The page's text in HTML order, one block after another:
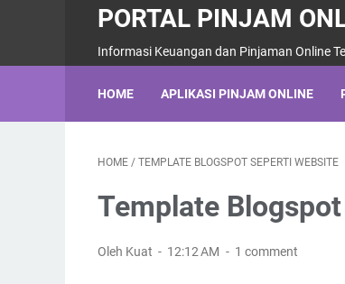
PORTAL PINJAM
Informasi Keuangan dan Pinjaman Online
HOME APLIKASI PINJAM ONLINE
HOME / TEMPLATE BLOGSPOT SEPERTI WEBSITE
Template
Oleh Kuat 12:12 AM 1 comment